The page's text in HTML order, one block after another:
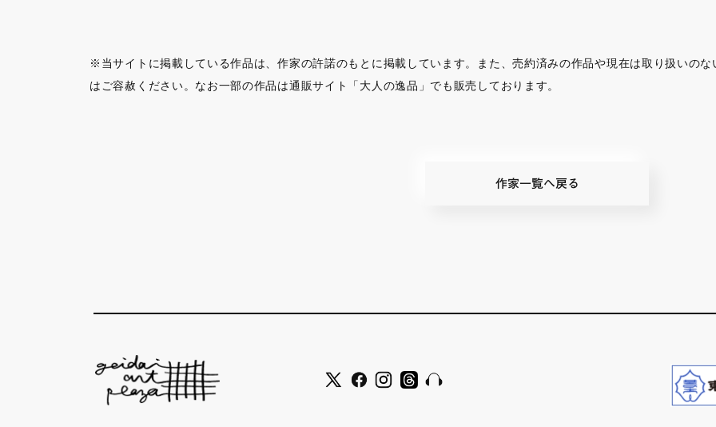
※当サイトに掲載している作品は、作家の許諾のもとに掲載しています。また、売約済みの作品や現在は取り扱いの
はご容赦ください。なお一部の作品は通販サイト「大人の逸品」でも販売しております。
作家一覧へ戻る